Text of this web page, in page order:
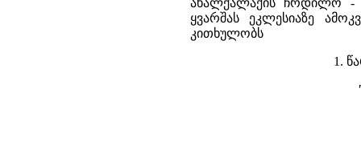
ახალქალაქის ჩრდილო -
ყვარშას ეკლესიაზე
კითხულობს
1.